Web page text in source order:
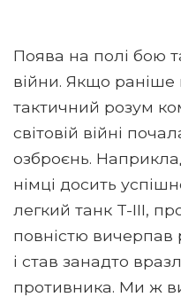
Поява на полі бою
війни. Якщо раніше
тактичний розум
світовій війні
озброєнь.
німці досить
легкий танк T-III,
повністю вичерпав
і став занадто
противника. Ми ж